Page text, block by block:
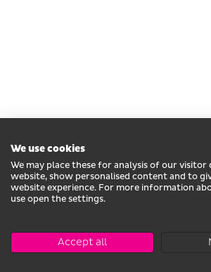
We use cookies
We may place these for analysis of our
website, show personalised content and to
website experience. For more information
use open the settings.
Accept all